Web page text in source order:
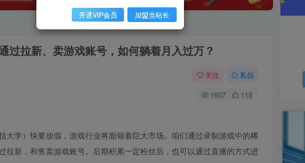
过拉新、卖游戏账号，如何躺着月入过万？
关注 私信
1607 118
学）快要放假，游戏行业将面领着巨大市场。咱们通过录制游戏中的稀
新，和售卖游戏账号。后期积累一定粉丝后，也可以通过直播的方式进
开通VIP会员 加盟当站长